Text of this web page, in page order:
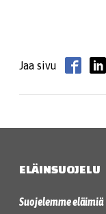
Jaa sivu
ELÄINSUOJELU
Suojelemme eläimiä